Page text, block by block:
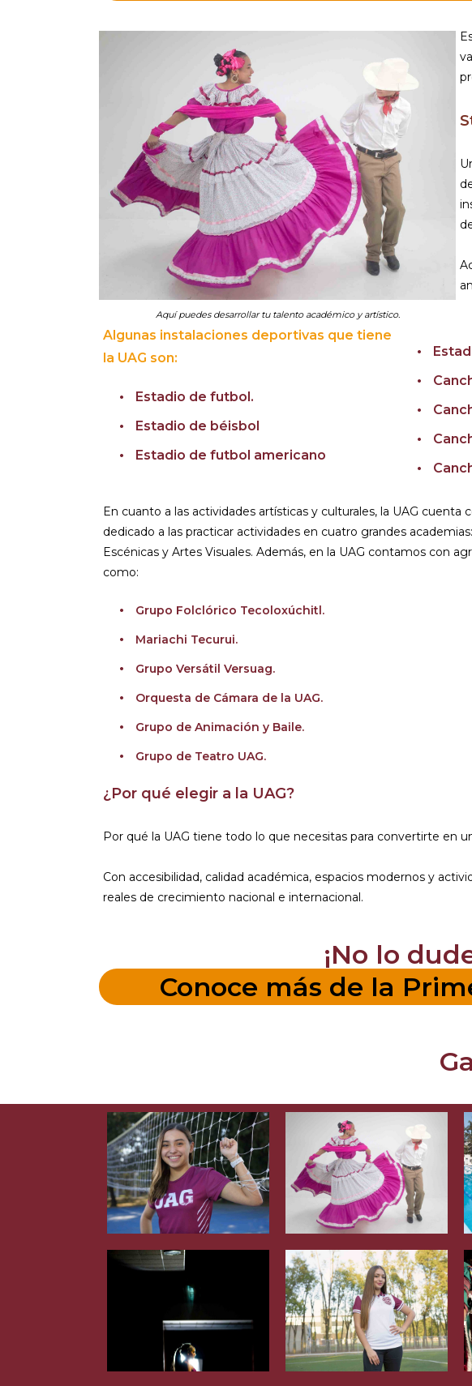
Aquí puedes desarrollar tu talento académico y artístico.
Algunas instalaciones deportivas que tiene
la UAG son:
Estadio de futbol.
Estadio de béisbol
Estadio de futbol americano
En cuanto a las actividades artísticas y culturales, la UAG cuenta
dedicado a las practicar actividades en cuatro grandes
Escénicas y Artes Visuales. Además, en la UAG contamos con
como:
Grupo Folclórico Tecoloxúchitl.
Mariachi Tecurui.
Grupo Versátil Versuag.
Orquesta de Cámara de la UAG.
Grupo de Animación y Baile.
Grupo de Teatro UAG.
¿Por qué elegir a la UAG?
Por qué la UAG tiene todo lo que necesitas para convertirte en
Con accesibilidad, calidad académica, espacios modernos y
reales de crecimiento nacional e internacional.
¡No lo
Conoce más de la